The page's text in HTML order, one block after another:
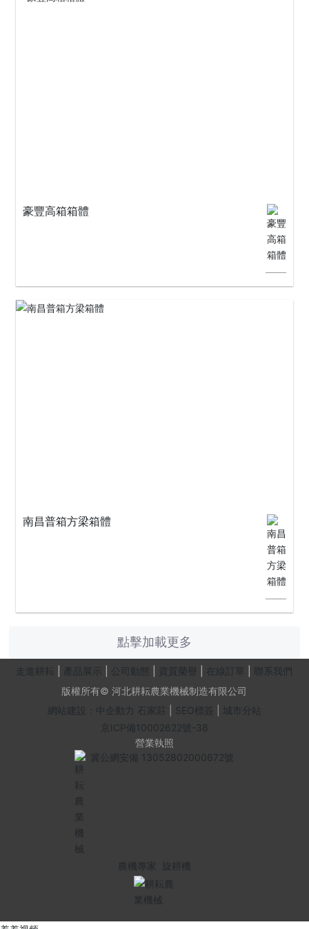
豪豐高箱箱體
南昌普箱方梁箱體
點擊加載更多
走進耕耘 產品展示 公司動態 資質榮譽 在線訂單
聯系我們
版權所有© 河北耕耘農業機械制造有限公司
網站建設：中企動力 石家莊 SEO標簽
城市分站
京ICP備10002622號-38
營業執照
冀公網安備 13052802000672號
農機專家 旋耕機